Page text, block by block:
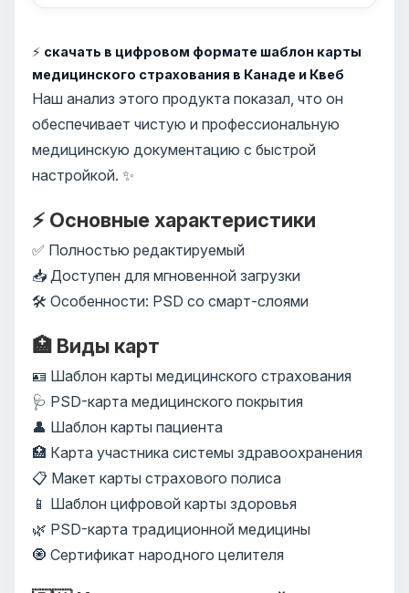
⚡ скачать в цифровом формате шаблон карты
медицинского страхования в Канаде и Квеб
Наш анализ этого продукта показал, что он
обеспечивает чистую и профессиональную
медицинскую документацию с быстрой
настройкой. ✨
⚡ Основные характеристики
✅ Полностью редактируемый
📥 Доступен для мгновенной загрузки
🛠️ Особенности: PSD со смарт-слоями
🏥 Виды карт
🪪 Шаблон карты медицинского страхования
🩺 PSD-карта медицинского покрытия
👤 Шаблон карты пациента
🏥 Карта участника системы здравоохранения
📋 Макет карты страхового полиса
📱 Шаблон цифровой карты здоровья
🌿 PSD-карта традиционной медицины
🧿 Сертификат народного целителя